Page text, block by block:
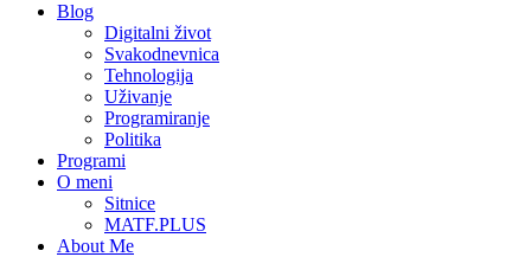
Blog
Digitalni život
Svakodnevnica
Tehnologija
Uživanje
Programiranje
Politika
Programi
O meni
Sitnice
MATF.PLUS
About Me